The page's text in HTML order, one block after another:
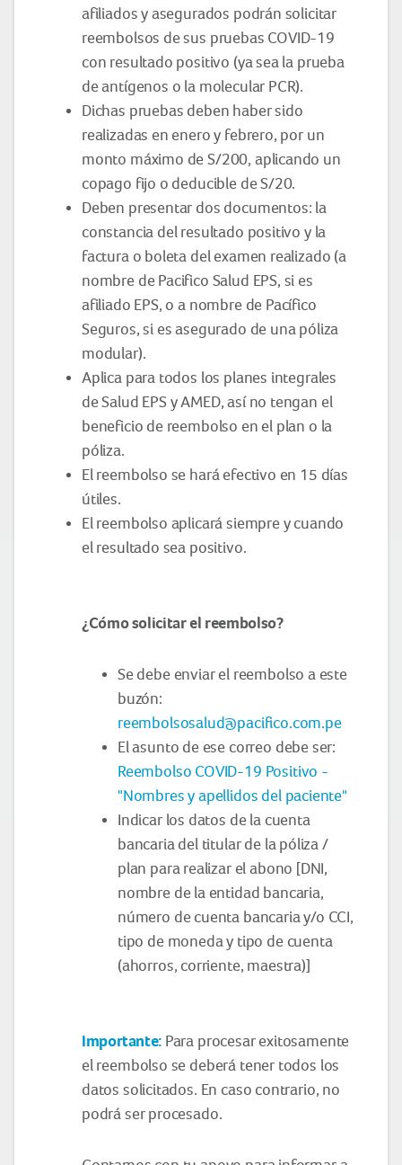
afiliados y asegurados podrán solicitar
reembolsos de sus pruebas COVID-19
con resultado positivo (ya sea la prueba
de antígenos o la molecular PCR).
Dichas pruebas deben haber sido
realizadas en enero y febrero, por un
monto máximo de S/200, aplicando un
copago fijo o deducible de S/20.
Deben presentar dos documentos: la
constancia del resultado positivo y la
factura o boleta del examen realizado (a
nombre de Pacifico Salud EPS, si es
afiliado EPS, o a nombre de Pacífico
Seguros, si es asegurado de una póliza
modular).
Aplica para todos los planes integrales
de Salud EPS y AMED, así no tengan el
beneficio de reembolso en el plan o la
póliza.
El reembolso se hará efectivo en 15 días
útiles.
El reembolso aplicará siempre y cuando
el resultado sea positivo.
¿Cómo solicitar el reembolso?
Se debe enviar el reembolso a este
buzón:
reembolsosalud@pacifico.com.pe
El asunto de ese correo debe ser:
Reembolso COVID-19 Positivo -
"Nombres y apellidos del paciente"
Indicar los datos de la cuenta
bancaria del titular de la póliza /
plan para realizar el abono [DNI,
nombre de la entidad bancaria,
número de cuenta bancaria y/o CCI,
tipo de moneda y tipo de cuenta
(ahorros, corriente, maestra)]
Importante: Para procesar exitosamente
el reembolso se deberá tener todos los
datos solicitados. En caso contrario, no
podrá ser procesado.